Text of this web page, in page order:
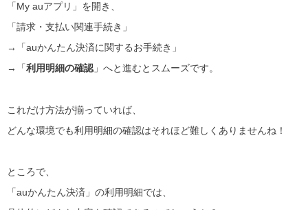
「My auアプリ」を開き、
「請求・支払い関連手続き」
→「auかんたん決済に関するお手続き」
→「利用明細の確認」へと進むとスムーズです。
これだけ方法が揃っていれば、
どんな環境でも利用明細の確認はそれほど難しくありませんね！
ところで、
「auかんたん決済」の利用明細では、